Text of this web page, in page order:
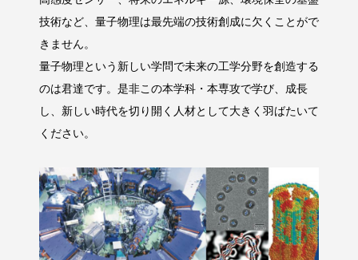
2024/11/18
第31回 原子力工学国際会議
（ICONE31）にて、Wen Junlangさ
んが、BEST PAPER-ASIA/JAPAN
賞を受賞しました
技術など、量子物理は最先端の技術創成に欠くことがで
きません。
量子物理という新しい学問で未来の工学分野を創造する
のは君達です。是非この本学科・本専攻で学び、成長
し、新しい時代を切り開く人材として大きく羽ばたいて
ください。